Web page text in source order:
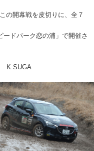
の開幕戦を皮切りに、全７
ードパーク恋の浦」で開催さ
K.SUGA